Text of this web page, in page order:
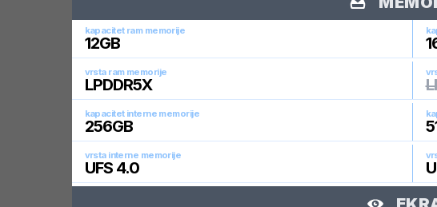
kapacitet ram memorije
12GB
vrsta ram memorije
LPDDR5X
kapacitet interne memorije
256GB
vrsta interne memorije
UFS 4.0